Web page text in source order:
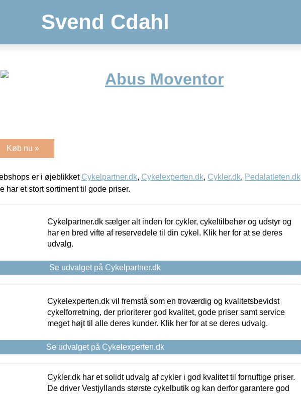
Svend Cdahl
Abus Moventor
Køb nu »
er i øjeblikket Cykelpartner.dk, Cykelexperten.dk, Cykler.dk, Pedalatleten.dk
har et stort sortiment til gode priser.
Cykelpartner.dk sælger alt inden for cykler, cykeltilbehør og udstyr og
har en bred vifte af reservedele til din cykel. Klik her for at se deres
udvalg.
Se udvalget på Cykelpartner.dk
Cykelexperten.dk vil fremstå som en troværdig og kvalitetsbevidst
cykelforretning, der prioriterer god kvalitet, gode priser samt service
meget højt til alle deres kunder. Klik her for at se deres udvalg.
Se udvalget på Cykelexperten.dk
Cykler.dk har et solidt udvalg af cykler i god kvalitet til fornuftige priser.
De driver Vestjyllands største cykelbutik og kan derfor garantere god